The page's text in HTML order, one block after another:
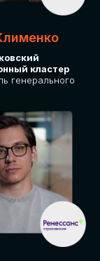
кластер
генерального